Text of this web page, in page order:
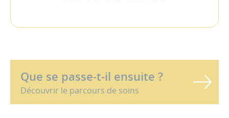
Que se passe-t-il ensuite ?
Découvrir le parcours de soins